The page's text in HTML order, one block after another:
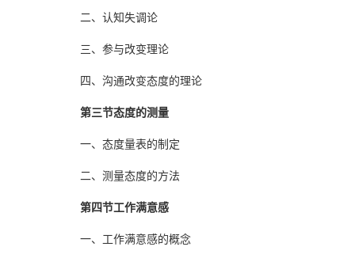
二、认知失调论
三、参与改变理论
四、沟通改变态度的理论
第三节态度的测量
一、态度量表的制定
二、测量态度的方法
第四节工作满意感
一、工作满意感的概念